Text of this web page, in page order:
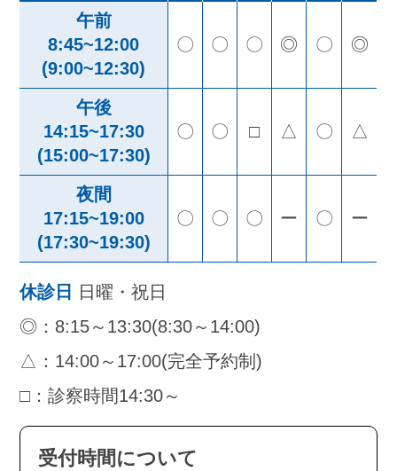
休診日
日曜・祝日
◎：8:15～13:30(8:30～14:00)
△：14:00～17:00(完全予約制)
□：診察時間14:30～
午前
8:45~12:00
(9:00~12:30)
〇 〇 〇 ◎ 〇 ◎
午後
14:15~17:30
(15:00~17:30)
〇 〇 □ △ 〇 △
夜間
17:15~19:00
(17:30~19:30)
〇 〇 〇 ー 〇 ー
受付時間について